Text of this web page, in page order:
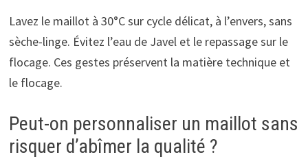
Lavez le maillot à 30°C sur cycle délicat, à l’envers, sans
sèche-linge. Évitez l’eau de Javel et le repassage sur le
flocage. Ces gestes préservent la matière technique et
le flocage.
Peut-on personnaliser un maillot sans
risquer d’abîmer la qualité ?